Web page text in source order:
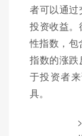
者可以通
投资收益
性指数，包
指数的涨
于投资者
具。